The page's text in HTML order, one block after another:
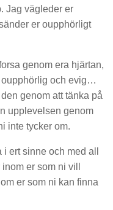
Jag vägleder er
er oupphörligt
genom era hjärtan,
oupphörlig och evig…
genom att tänka på
upplevelsen genom
inte tycker om.
ert sinne och med all
er som ni vill
er som ni kan finna